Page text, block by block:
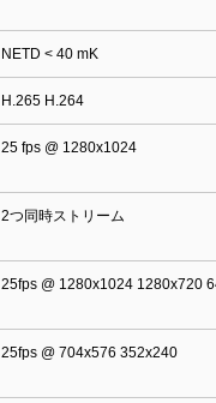
NETD < 40 mK
H.265 H.264
25 fps @ 1280x1024
2つ同時ストリーム
25fps @ 1280x1024 1280x720
25fps @ 704x576 352x240